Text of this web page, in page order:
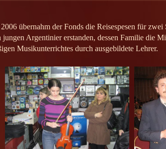
übernahm der Fonds die Reisespesen für
jungen Argentinier erstanden, dessen Familie die
Musikunterrichtes durch ausgebildete Lehrer.